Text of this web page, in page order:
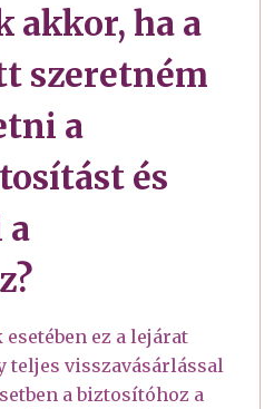
ha a
szeretném
a
és
a
ez a lejárat
teljes visszavásárlással
a biztosítóhoz a